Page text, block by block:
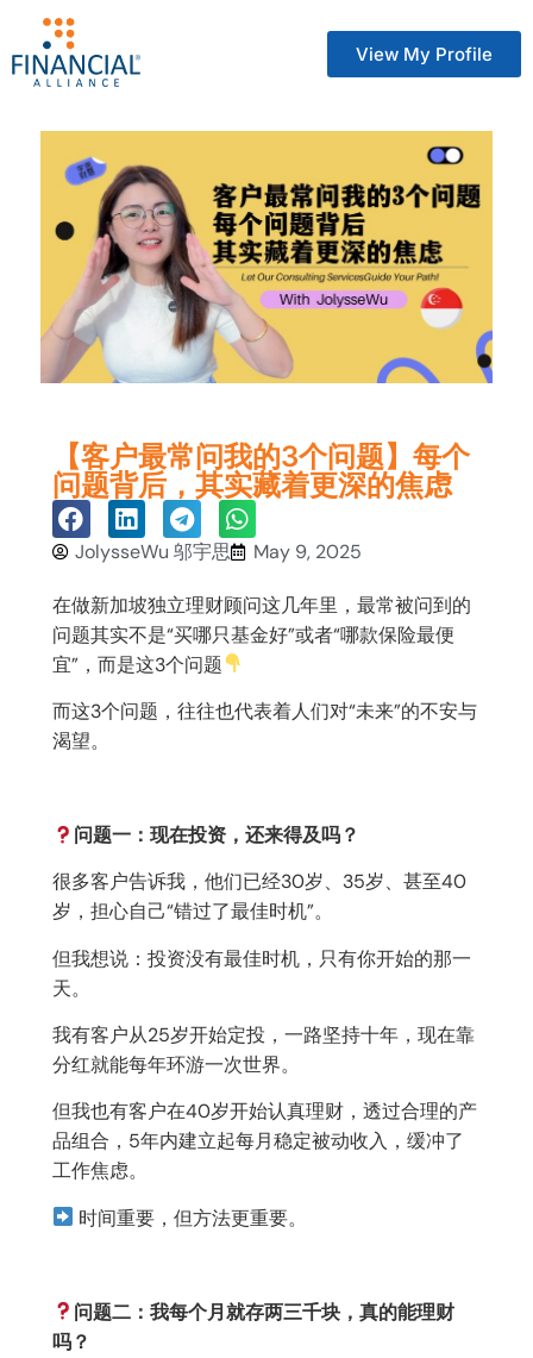
View My Profile
【客户最常问我的3个问题】每个
问题背后，其实藏着更深的焦虑
JolysseWu 邬宇思 May 9, 2025
在做新加坡独立理财顾问这几年里，最常被问到的
问题其实不是“买哪只基金好”或者“哪款保险最便
宜”，而是这3个问题
而这3个问题，往往也代表着人们对“未来”的不安与
渴望。
问题一：现在投资，还来得及吗？
很多客户告诉我，他们已经30岁、35岁、甚至40
岁，担心自己“错过了最佳时机”。
但我想说：投资没有最佳时机，只有你开始的那一
天。
我有客户从25岁开始定投，一路坚持十年，现在靠
分红就能每年环游一次世界。
但我也有客户在40岁开始认真理财，透过合理的产
品组合，5年内建立起每月稳定被动收入，缓冲了
工作焦虑。
时间重要，但方法更重要。
问题二：我每个月就存两三千块，真的能理财
吗？